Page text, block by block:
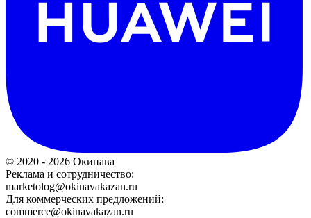
© 2020 - 2026 Окинава
Реклама и сотрудничество:
marketolog@okinavakazan.ru
Для коммерческих предложений:
commerce@okinavakazan.ru